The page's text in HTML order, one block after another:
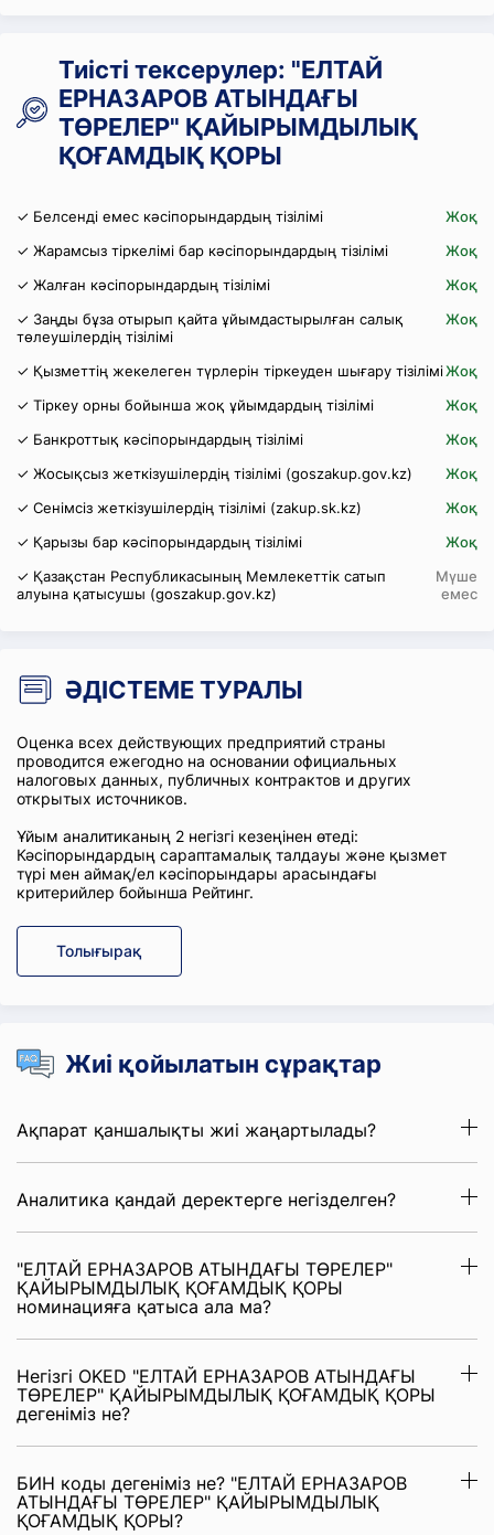
Тиісті тексерулер: "ЕЛТАЙ
ЕРНАЗАРОВ АТЫНДАҒЫ
ТӨРЕЛЕР" ҚАЙЫРЫМДЫЛЫҚ
ҚОҒАМДЫҚ ҚОРЫ
✓ Белсенді емес кәсіпорындардың тізілімі
Жоқ
✓ Жарамсыз тіркелімі бар кәсіпорындардың тізілімі
Жоқ
✓ Жалған кәсіпорындардың тізілімі
Жоқ
✓ Заңды бұза отырып қайта ұйымдастырылған салық
төлеушілердің тізілімі
Жоқ
✓ Қызметтің жекелеген түрлерін тіркеуден шығару тізіліміЖоқ
✓ Тіркеу орны бойынша жоқ ұйымдардың тізілімі
Жоқ
✓ Банкроттық кәсіпорындардың тізілімі
Жоқ
✓ Жосықсыз жеткізушілердің тізілімі (goszakup.gov.kz)
Жоқ
✓ Сенімсіз жеткізушілердің тізілімі (zakup.sk.kz)
Жоқ
✓ Қарызы бар кәсіпорындардың тізілімі
Жоқ
✓ Қазақстан Республикасының Мемлекеттік сатып
алуына қатысушы (goszakup.gov.kz)
Мүше
емес
ӘДІСТЕМЕ ТУРАЛЫ
Оценка всех действующих предприятий страны
проводится ежегодно на основании официальных
налоговых данных, публичных контрактов и других
открытых источников.
Ұйым аналитиканың 2 негізгі кезеңінен өтеді:
Кәсіпорындардың сараптамалық талдауы және қызмет
түрі мен аймақ/ел кәсіпорындары арасындағы
критерийлер бойынша Рейтинг.
Толығырақ
Жиі қойылатын сұрақтар
Ақпарат қаншалықты жиі жаңартылады?
Аналитика қандай деректерге негізделген?
"ЕЛТАЙ ЕРНАЗАРОВ АТЫНДАҒЫ ТӨРЕЛЕР"
ҚАЙЫРЫМДЫЛЫҚ ҚОҒАМДЫҚ ҚОРЫ
номинацияға қатыса ала ма?
Негізгі OKED "ЕЛТАЙ ЕРНАЗАРОВ АТЫНДАҒЫ
ТӨРЕЛЕР" ҚАЙЫРЫМДЫЛЫҚ ҚОҒАМДЫҚ ҚОРЫ
дегеніміз не?
БИН коды дегеніміз не? "ЕЛТАЙ ЕРНАЗАРОВ
АТЫНДАҒЫ ТӨРЕЛЕР" ҚАЙЫРЫМДЫЛЫҚ
ҚОҒАМДЫҚ ҚОРЫ?